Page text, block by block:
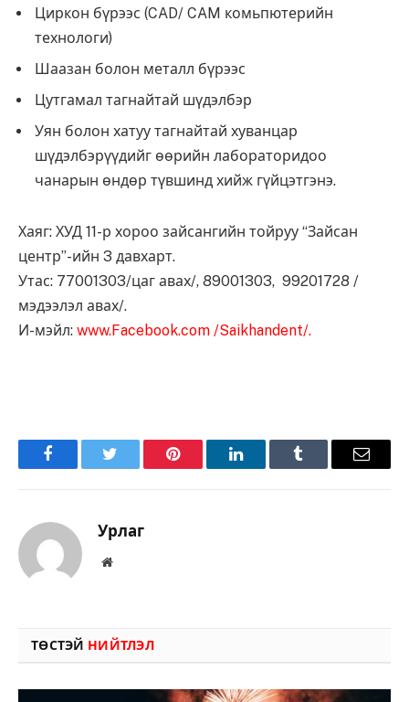
Циркон бүрээс (CAD/ CAM комьпютерийн
технологи)
Шаазан болон металл бүрээс
Цутгамал тагнайтай шүдэлбэр
Уян болон хатуу тагнайтай хуванцар
шүдэлбэрүүдийг өөрийн лабораторидоо
чанарын өндөр түвшинд хийж гүйцэтгэнэ.
Хаяг: ХУД 11-р хороо зайсангийн тойруу “Зайсан
центр”-ийн 3 давхарт.
Утас: 77001303/цаг авах/, 89001303, 99201728 /
мэдээлэл авах/.
И-мэйл: www.Facebook.com /Saikhandent/.
FacebookTwitter Pinterest LinkedInTumblr Имэйл
Урлаг
Вэбсайт
ТӨСТЭЙ НИЙТЛЭЛ